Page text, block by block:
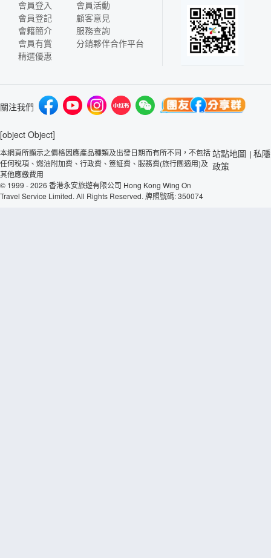
會員登入
會員登記
會籍簡介
會員有賞
精選優惠
會員活動
顧客意見
服務查詢
分銷夥伴合作平台
關注我們
[object Object]
本網頁所顯示之價格因應產品種類及出發日期而有所不同，不包括
任何稅項、燃油附加費、行政費、簽証費、服務費(旅行團適用)及
其他應繳費用
© 1999 - 2026 香港永安旅遊有限公司 Hong Kong Wing On
Travel Service Limited. All Rights Reserved. 牌照號碼: 350074
站點地圖 | 私隱
政策